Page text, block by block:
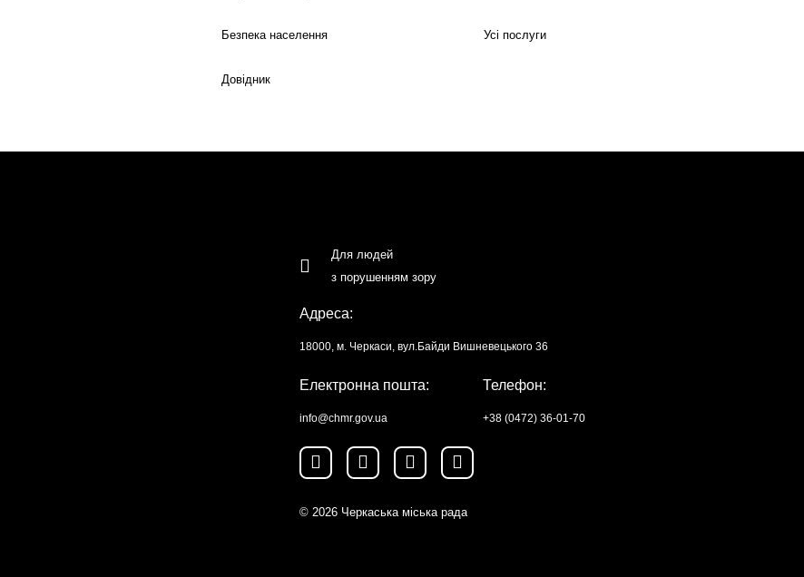
Безпека населення Усі послуги
Довідник
Для людей
з порушенням зору
Адреса:
18000, м. Черкаси, вул.Байди Вишневецького 36
Електронна пошта:
info@chmr.gov.ua
Телефон:
+38 (0472) 36-01-70
© 2026 Черкаська міська рада